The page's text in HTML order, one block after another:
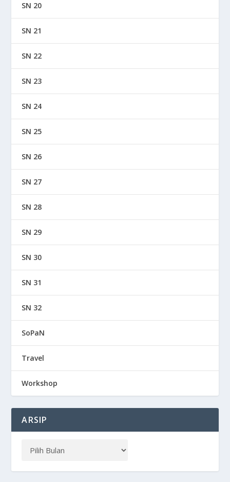
SN 20
SN 21
SN 22
SN 23
SN 24
SN 25
SN 26
SN 27
SN 28
SN 29
SN 30
SN 31
SN 32
SoPaN
Travel
Workshop
ARSIP